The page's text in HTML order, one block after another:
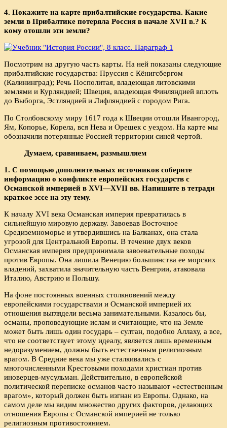
4. Покажите на карте прибалтийские государства. Какие
земли в Прибалтике потеряла Россия в начале XVII в.? К
кому отошли эти земли?
Посмотрим на другую часть карты. На ней показаны следующие
прибалтийские государства: Пруссия с Кёнигсбергом
(Калининград); Речь Посполитая, владеющая литовскими
землями и Курляндией; Швеция, владеющая Финляндией вплоть
до Выборга, Эстляндией и Лифляндией с городом Рига.
По Столбовскому миру 1617 года к Швеции отошли Ивангород,
Ям, Копорье, Корела, вся Нева и Орешек с уездом. На карте мы
обозначили потерянные Россией территории синей чертой.
Думаем, сравниваем, размышляем
1. С помощью дополнительных источников соберите
информацию о конфликте европейских государств с
Османской империей в XVI—XVII вв. Напишите в тетради
краткое эссе на эту тему.
К началу XVI века Османская империя превратилась в
сильнейшую мировую державу. Завоевав Восточное
Средиземноморье и утвердившись на Балканах, она стала
угрозой для Центральной Европы. В течение двух веков
Османская империя предпринимала завоевательные походы
против Европы. Она лишила Венецию большинства ее морских
владений, захватила значительную часть Венгрии, атаковала
Италию, Австрию и Польшу.
На фоне постоянных военных столкновений между
европейскими государствами и Османской империей их
отношения выглядели весьма занимательными. Казалось бы,
османы, проповедующие ислам и считающие, что на Земле
может быть лишь один государь – султан, подобно Аллаху, а все,
что не соответствует этому идеалу, является лишь временным
недоразумением, должны быть естественным религиозным
врагом. В Средние века мы уже сталкивались с
многочисленными Крестовыми походами христиан против
иноверцев-мусульман. Действительно, в европейской
политической переписке османов часто называют «естественным
врагом», который должен быть изгнан из Европы. Однако, на
самом деле мы видим множество других факторов, делающих
отношения Европы с Османской империей не только
религиозным противостоянием.